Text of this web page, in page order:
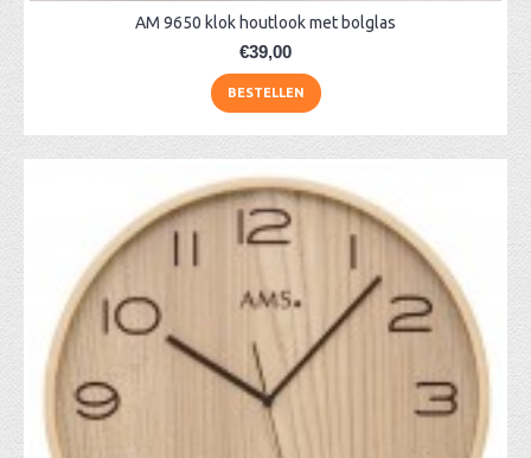
AM 9650 klok houtlook met bolglas
€39,00
BESTELLEN